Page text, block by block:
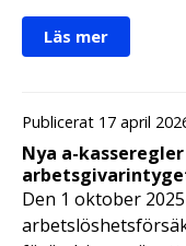
Läs mer
Publicerat 17 april
Nya a-
Den 1 oktober